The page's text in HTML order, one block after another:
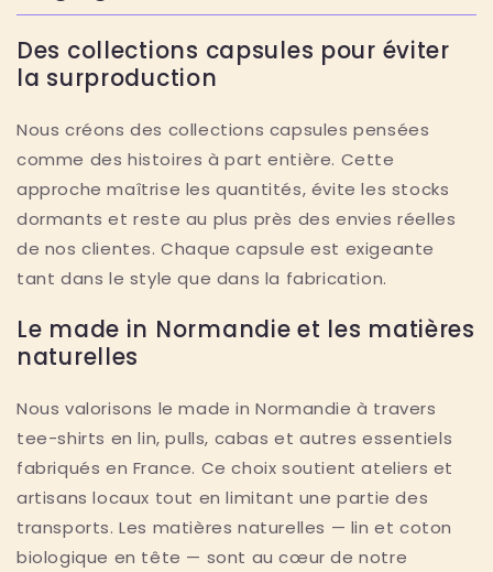
Des collections capsules pour éviter
la surproduction
Nous créons des collections capsules pensées
comme des histoires à part entière. Cette
approche maîtrise les quantités, évite les stocks
dormants et reste au plus près des envies réelles
de nos clientes. Chaque capsule est exigeante
tant dans le style que dans la fabrication.
Le made in Normandie et les matières
naturelles
Nous valorisons le made in Normandie à travers
tee-shirts en lin, pulls, cabas et autres essentiels
fabriqués en France. Ce choix soutient ateliers et
artisans locaux tout en limitant une partie des
transports. Les matières naturelles — lin et coton
biologique en tête — sont au cœur de notre